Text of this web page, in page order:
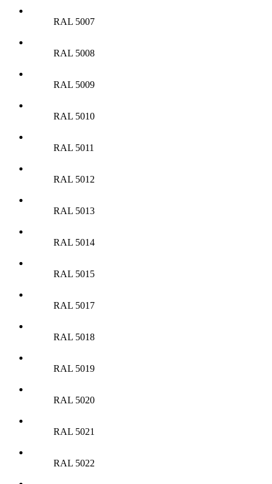
RAL 5007
RAL 5008
RAL 5009
RAL 5010
RAL 5011
RAL 5012
RAL 5013
RAL 5014
RAL 5015
RAL 5017
RAL 5018
RAL 5019
RAL 5020
RAL 5021
RAL 5022